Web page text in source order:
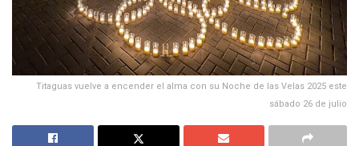
Titaguas vuelve a encender el alma con su Noche de las Velas 2025 este
sábado 26 de julio